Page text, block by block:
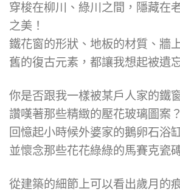
穿梭在柳川、綠川之間，隱藏在
之美！
鐵花窗的形狀、地板的材質、牆
舊的復古元素，都讓我想起被遺
你是否跟我一樣被某戶人家的鐵
讚嘆著那些精緻的壓花玻璃圖案？
回憶起小時候外婆家的鵝卵石浴
並懷念那些花花綠綠的馬賽克瓷
從建築的細節上可以看出歲月的